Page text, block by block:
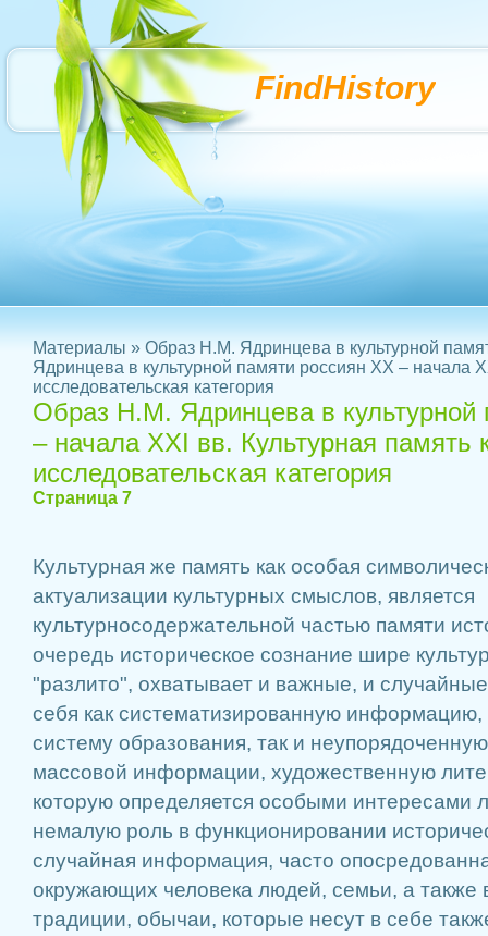
FindHistory
Материалы » Образ Н.М. Ядринцева в культурной
Ядринцева в культурной памяти россиян ХХ – начала
исследовательская категория
Образ Н.М. Ядринцева в культурной
– начала XXI вв. Культурная память
исследовательская категория
Страница 7
Культурная же память как особая
актуализации культурных смыслов, является
культурносодержательной частью памяти
очередь историческое сознание шире
"разлито", охватывает и важные, и
себя как систематизированную информацию,
систему образования, так и
массовой информации, художественную
которую определяется особыми интересами
немалую роль в функционировании
случайная информация, часто
окружающих человека людей, семьи, а также
традиции, обычаи, которые несут в себе